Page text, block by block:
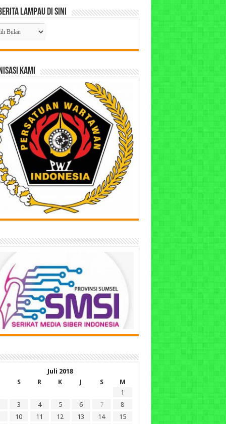
Lampau di Sini
KAMI
Juli 2018
S R K J S
M
1
3 4 5 6 7
8
10 11 12 13 14
15